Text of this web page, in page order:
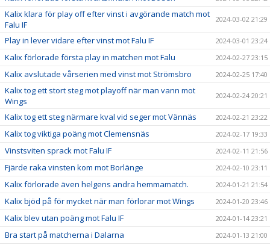
Kalix klara för play off efter vinst i avgörande match mot
Falu IF
2024-03-02 21:29
Play in lever vidare efter vinst mot Falu IF 2024-03-01 23:24
Kalix förlorade första play in matchen mot Falu 2024-02-27 23:15
Kalix avslutade vårserien med vinst mot Strömsbro 2024-02-25 17:40
Kalix tog ett stort steg mot playoff när man vann mot
Wings
2024-02-24 20:21
Kalix tog ett steg närmare kval vid seger mot Vännäs 2024-02-21 23:22
Kalix tog viktiga poäng mot Clemensnäs 2024-02-17 19:33
Vinstsviten sprack mot Falu IF 2024-02-11 21:56
Fjärde raka vinsten kom mot Borlänge 2024-02-10 23:11
Kalix förlorade även helgens andra hemmamatch. 2024-01-21 21:54
Kalix bjöd på för mycket när man förlorar mot Wings 2024-01-20 23:46
Kalix blev utan poäng mot Falu IF 2024-01-14 23:21
Bra start på matcherna i Dalarna 2024-01-13 21:00